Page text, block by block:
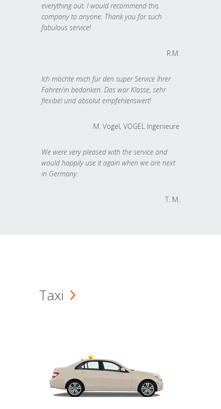
everything out. I would recommend this
company to anyone. Thank you for such
fabulous service!
R.M.
Ich möchte mich für den super Service Ihrer
Fahrer/in bedanken. Das war Klasse, sehr
flexibel und absolut empfehlenswert!
M. Vogel, VOGEL Ingenieure
We were very pleased with the service and
would happily use it again when we are next
in Germany.
T. M.
Taxi